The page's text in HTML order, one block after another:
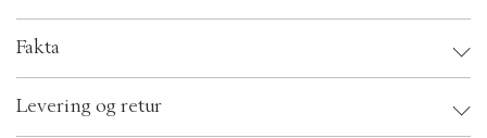
Fakta
EAN: 5710334015469
Levering og retur